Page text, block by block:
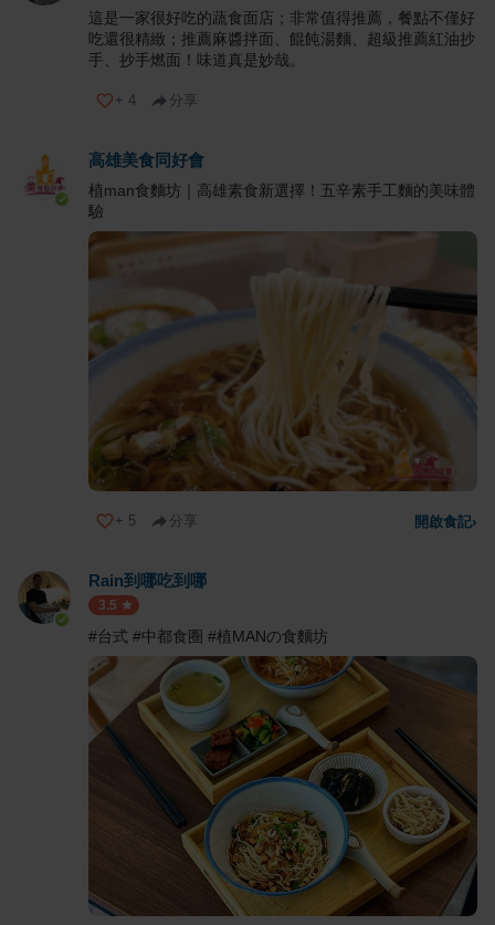
這是一家很好吃的蔬食面店；非常值得推薦，餐點不僅好
吃還很精緻；推薦麻醬拌面、餛飩湯麵、超級推薦紅油抄
手、抄手燃面！味道真是妙哉。
+ 4 分享
高雄美食同好會
植man食麵坊｜高雄素食新選擇！五辛素手工麵的美味體
驗
+ 5 分享 開啟食記›
Rain到哪吃到哪
3.5
#台式 #中都食圈 #植MANの食麵坊